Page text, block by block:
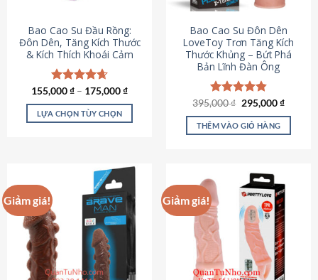
chọn
trên
trang
sản
phẩm
Bao Cao Su Đầu Rồng:
Đôn Dên, Tăng Kích Thước
& Kích Thích Khoái Cảm
Được xếp
hạng4.69
5 sao
155,000₫ – 175,000₫
LỰA CHỌN TÙY CHỌN
nhiều
biến
thể.
Các
tùy
chọn
Bao Cao Su Đôn Dên
LoveToy Trơn Tăng Kích
Thước Khủng – Bứt Phá
Bản Lĩnh Đàn Ông
Được xếp
hạng4.82
5 sao
395,000₫ Giá
là:
395,000 ₫.
295,000₫Giá
tại
THÊM VÀO GIỎ HÀNG
Giảm giá! Giảm giá!